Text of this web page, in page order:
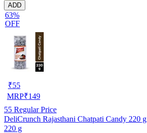
ADD
63%
OFF
₹55
MRP₹149
55 Regular Price
DeliCrunch Rajasthani Chatpati Candy 220 g
220 g